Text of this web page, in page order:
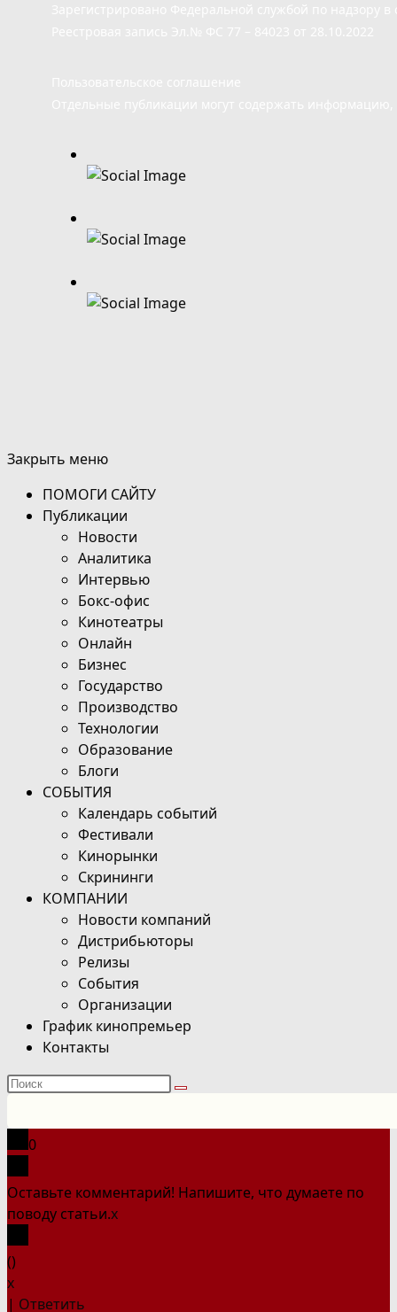
Закрыть меню
ПОМОГИ САЙТУ
Публикации
Новости
Аналитика
Интервью
Бокс-офис
Кинотеатры
Онлайн
Бизнес
Государство
Производство
Технологии
Образование
Блоги
СОБЫТИЯ
Календарь событий
Фестивали
Кинорынки
Скрининги
КОМПАНИИ
Новости компаний
Дистрибьюторы
Релизы
События
Организации
График кинопремьер
Контакты
Поиск
сайте
0
Оставьте комментарий! Напишите, что думаете по
поводу статьи.x
()
x
| Ответить